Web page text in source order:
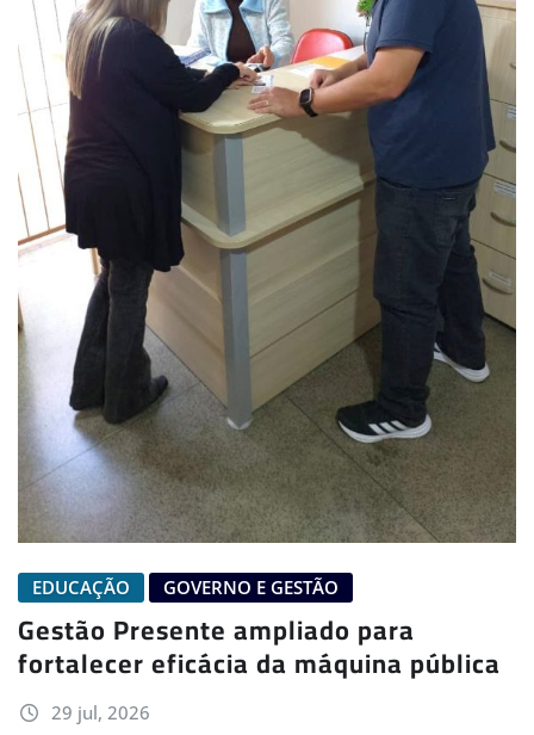
EDUCAÇÃO GOVERNO E GESTÃO
Gestão Presente ampliado para
fortalecer eficácia da máquina pública
29 jul, 2026